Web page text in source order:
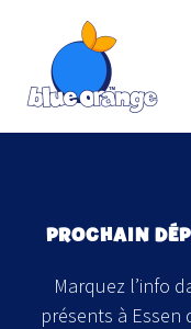
PROCHAIN
Marquez l’info
présents à Essen